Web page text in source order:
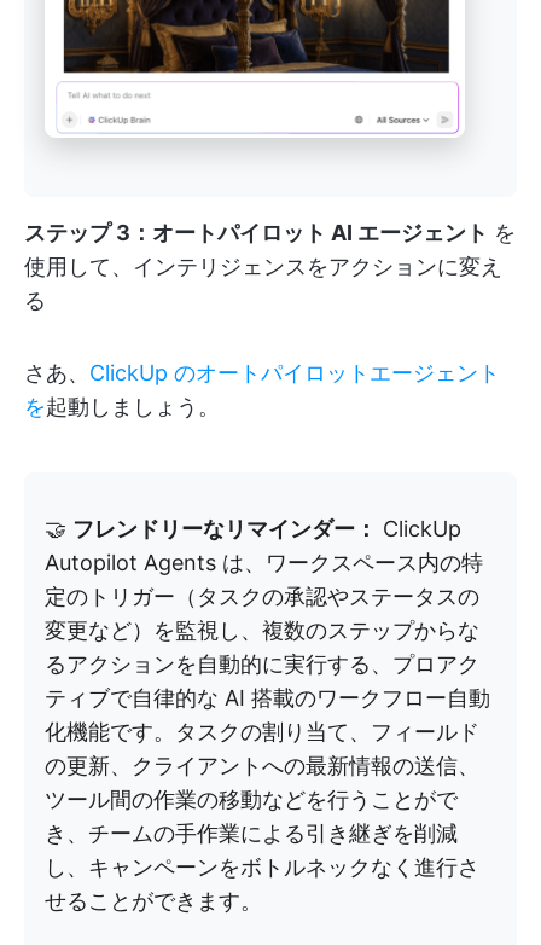
ステップ 3：オートパイロット AI エージェント を
使用して、インテリジェンスをアクションに変え
る
さあ、 ClickUp のオートパイロットエージェント
を起動しましょう。
🤝 フレンドリーなリマインダー：
ClickUp
Autopilot Agents は、ワークスペース内の特
定のトリガー（タスクの承認やステータスの
変更など）を監視し、複数のステップからな
るアクションを自動的に実行する、プロアク
ティブで自律的な AI 搭載のワークフロー自動
化機能です。タスクの割り当て、フィールド
の更新、クライアントへの最新情報の送信、
ツール間の作業の移動などを行うことがで
き、チームの手作業による引き継ぎを削減
し、キャンペーンをボトルネックなく進行さ
せることができます。